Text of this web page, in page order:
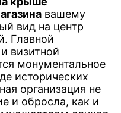
вашему
вид на центр
Главной
визитной
монументальное
исторических
организация не
и обросла, как и